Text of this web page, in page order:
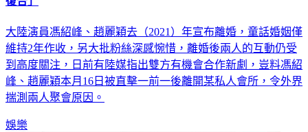
大陸演員馮紹峰、趙麗穎去（2021）年宣布離婚，童話婚姻僅
維持2年作收，另大批粉絲深感惋惜，離婚後兩人的互動仍受
到高度關注，日前有陸媒指出雙方有機會合作新劇，豈料馮紹
峰、趙麗穎本月16日被直擊一前一後離開某私人會所，令外界
揣測兩人聚會原因。
娛樂